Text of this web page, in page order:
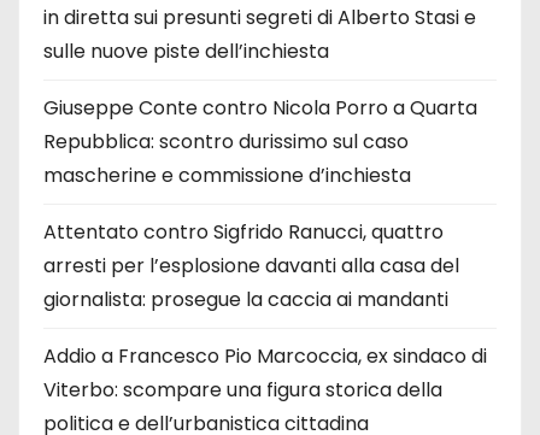
in diretta sui presunti segreti di Alberto Stasi e
sulle nuove piste dell’inchiesta
Giuseppe Conte contro Nicola Porro a Quarta
Repubblica: scontro durissimo sul caso
mascherine e commissione d’inchiesta
Attentato contro Sigfrido Ranucci, quattro
arresti per l’esplosione davanti alla casa del
giornalista: prosegue la caccia ai mandanti
Addio a Francesco Pio Marcoccia, ex sindaco di
Viterbo: scompare una figura storica della
politica e dell’urbanistica cittadina